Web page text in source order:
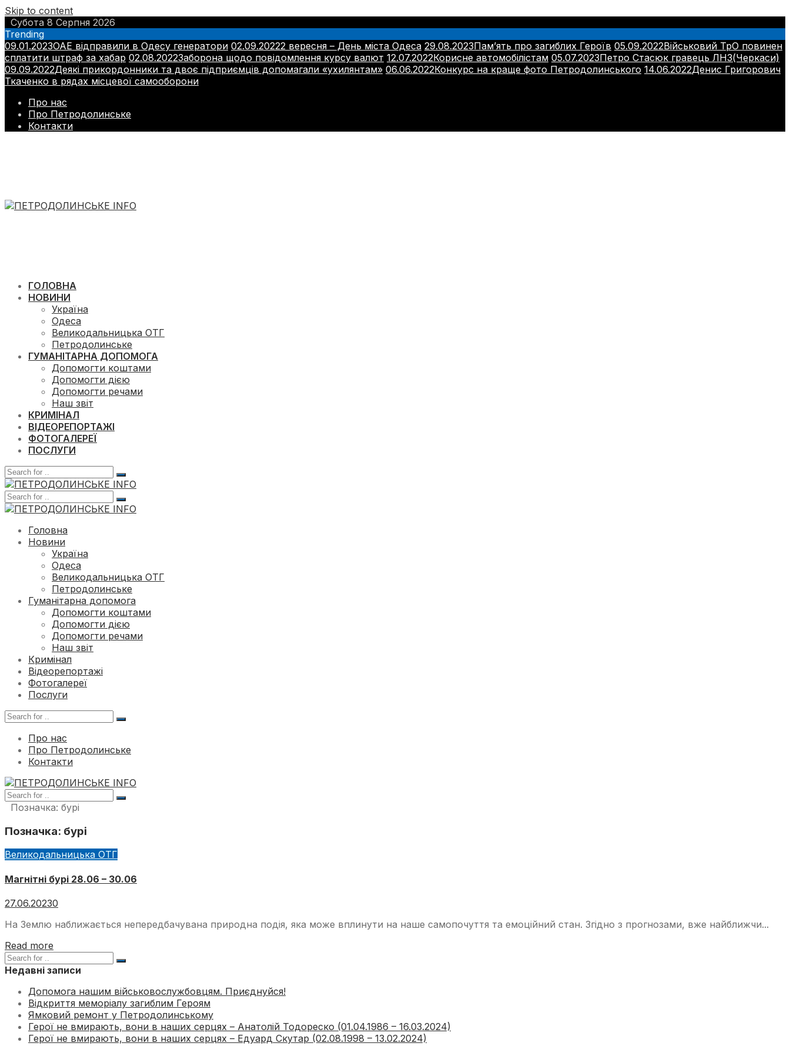
Skip to content
Субота 8 Серпня 2026
Trending
09.01.2023ОАЕ відправили в Одесу генератори 02.09.20222 вересня – День міста Одеса 29.08.2023Пам’ять про загиблих Героїв 05.09.2022Військовий ТрО повинен
сплатити штраф за хабар 02.08.2022Заборона щодо повідомлення курсу валют 12.07.2022Корисне автомобілістам 05.07.2023Петро Стасюк гравець ЛНЗ(Черкаси)
09.09.2022Деякі прикордонники та двоє підприємців допомагали «ухилянтам» 06.06.2022Конкурс на краще фото Петродолинського 14.06.2022Денис Григорович
Ткаченко в рядах місцевої самооборони
Про нас
Про Петродолинське
Контакти
ГОЛОВНА
НОВИНИ
Україна
Одеса
Великодальницька ОТГ
Петродолинське
ГУМАНІТАРНА ДОПОМОГА
Допомогти коштами
Допомогти дією
Допомогти речами
Наш звіт
КРИМІНАЛ
ВІДЕОРЕПОРТАЖІ
ФОТОГАЛЕРЕЇ
ПОСЛУГИ
Головна
Новини
Україна
Одеса
Великодальницька ОТГ
Петродолинське
Гуманітарна допомога
Допомогти коштами
Допомогти дією
Допомогти речами
Наш звіт
Кримінал
Відеорепортажі
Фотогалереї
Послуги
Про нас
Про Петродолинське
Контакти
Позначка: бурі
Позначка: бурі
Великодальницька ОТГ
Магнітні бурі 28.06 – 30.06
27.06.20230
На Землю наближається непередбачувана природна подія, яка може вплинути на наше самопочуття та емоційний стан. Згідно з прогнозами, вже найближчи...
Read more
Недавні записи
Допомога нашим військовослужбовцям. Приєднуйся!
Відкриття меморіалу загиблим Героям
Ямковий ремонт у Петродолинському
Герої не вмирають, вони в наших серцях – Анатолій Тодореско (01.04.1986 – 16.03.2024)
Герої не вмирають, вони в наших серцях – Едуард Скутар (02.08.1998 – 13.02.2024)